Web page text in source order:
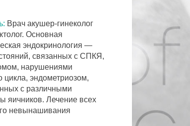
Врач акушер-гинеколог
Основная
эндокринология —
связанных с СПКЯ,
нарушениями
цикла, эндометриозом,
с различными
яичников. Лечение всех
невынашивания